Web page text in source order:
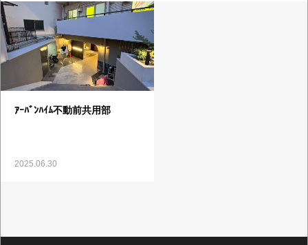
ｱｰﾊﾞﾝﾊｲﾑ不動前共用部
2025.06.30